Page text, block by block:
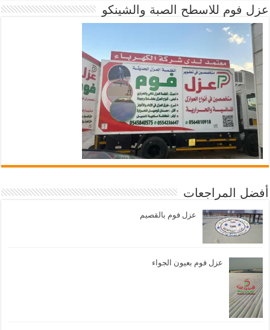
عزل فوم للاسطح الصبة والشينكو
أفضل المراجعات
عزل فوم بالقصيم
عزل فوم بعيون الجواء